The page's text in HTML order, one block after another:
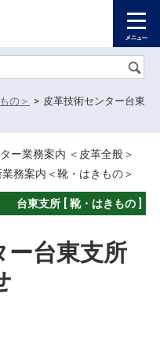
の＞ > 皮革技術センター台東
ー業務案内 ＜皮革全般＞
務案内＜靴・はきもの＞
台東支所 [ 靴・はきもの ]
ー台東支所